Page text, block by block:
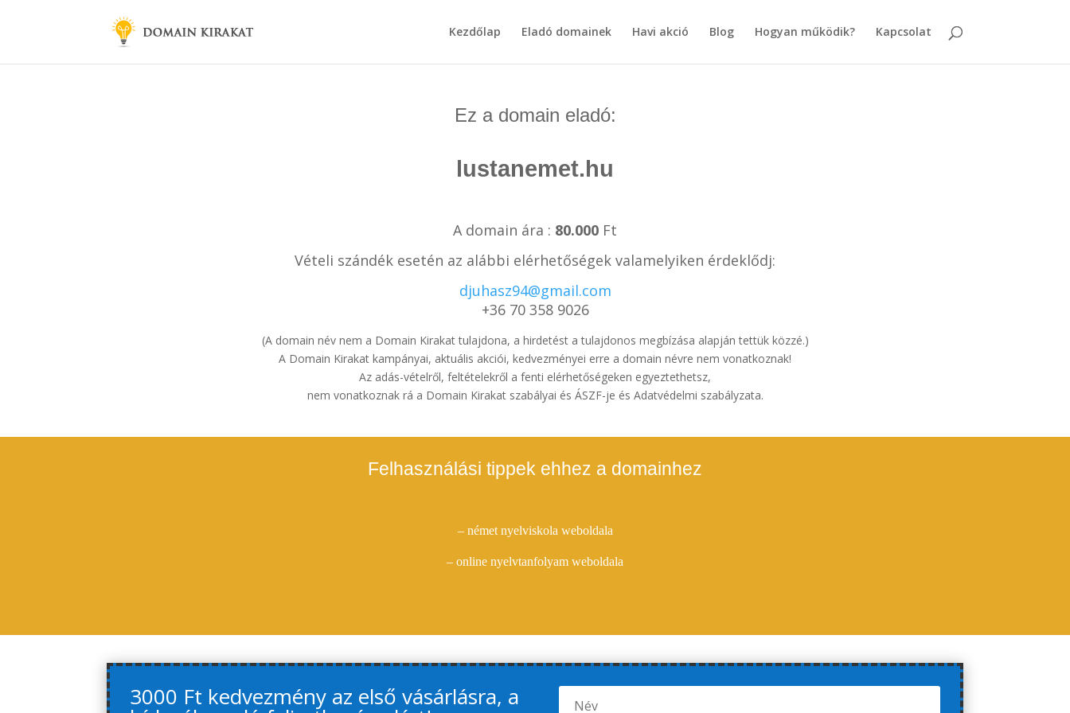
Kezdőlap Eladó domainek Havi akció Blog Hogyan működik? Kapcsolat
Ez a domain eladó:
lustanemet.hu
A domain ára : 80.000 Ft
Vételi szándék esetén az alábbi elérhetőségek valamelyiken érdeklődj:
djuhasz94@gmail.com
+36 70 358 9026
(A domain név nem a Domain Kirakat tulajdona, a hirdetést a tulajdonos megbízása alapján tettük közzé.)
A Domain Kirakat kampányai, aktuális akciói, kedvezményei erre a domain névre nem vonatkoznak!
Az adás-vételről, feltételekről a fenti elérhetőségeken egyeztethetsz,
nem vonatkoznak rá a Domain Kirakat szabályai és ÁSZF-je és Adatvédelmi szabályzata.
Felhasználási tippek ehhez a domainhez
– német nyelviskola weboldala
– online nyelvtanfolyam weboldala
3000 Ft kedvezmény az első vásárlásra, a